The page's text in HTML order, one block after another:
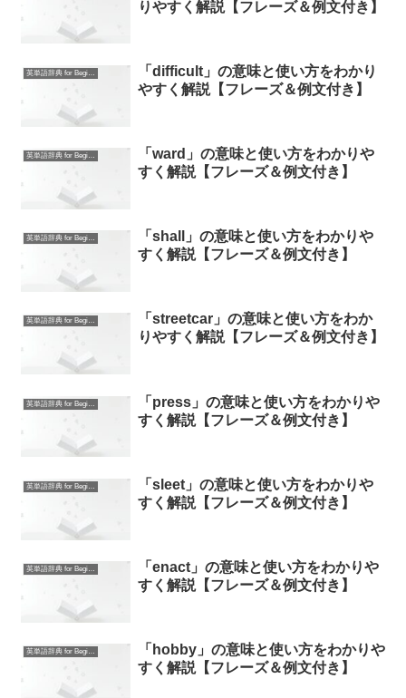
りやすく解説【フレーズ＆例文付き】
英単語辞典 for Beginners
「difficult」の意味と使い方をわかり
やすく解説【フレーズ＆例文付き】
英単語辞典 for Beginners
「ward」の意味と使い方をわかりや
すく解説【フレーズ＆例文付き】
英単語辞典 for Beginners
「shall」の意味と使い方をわかりや
すく解説【フレーズ＆例文付き】
英単語辞典 for Beginners
「streetcar」の意味と使い方をわか
りやすく解説【フレーズ＆例文付き】
英単語辞典 for Beginners
「press」の意味と使い方をわかりや
すく解説【フレーズ＆例文付き】
英単語辞典 for Beginners
「sleet」の意味と使い方をわかりや
すく解説【フレーズ＆例文付き】
英単語辞典 for Beginners
「enact」の意味と使い方をわかりや
すく解説【フレーズ＆例文付き】
英単語辞典 for Beginners
「hobby」の意味と使い方をわかりや
すく解説【フレーズ＆例文付き】